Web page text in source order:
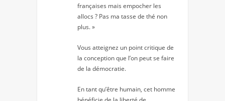
françaises mais empocher les
allocs ? Pas ma tasse de thé non
plus. »
Vous atteignez un point critique de
la conception que l’on peut se faire
de la démocratie.
En tant qu’être humain, cet homme